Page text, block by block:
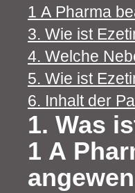
1 A Pharma
3. Wie ist
4. Welche
5. Wie ist
6. Inhalt der
1. Was
1 A